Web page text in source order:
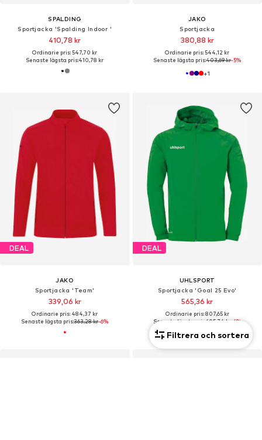
SPALDING
Sportjacka 'Spalding Indoor '
410,78 kr
Ordinarie pris: 547,70 kr
Senaste lägsta pris:410,78 kr
JAKO
Sportjacka
380,88 kr
Ordinarie pris: 544,12 kr
Senaste lägsta pris:403,69 kr-5%
+1
DEAL
JAKO
Sportjacka 'Team'
339,06 kr
Ordinarie pris: 484,37 kr
Senaste lägsta pris:363,28 kr-6%
DEAL
UHLSPORT
Sportjacka 'Goal 25 Evo'
565,36 kr
Ordinarie pris: 807,65 kr
Senaste lägsta pris:605,74 kr-6%
Filtrera och sortera